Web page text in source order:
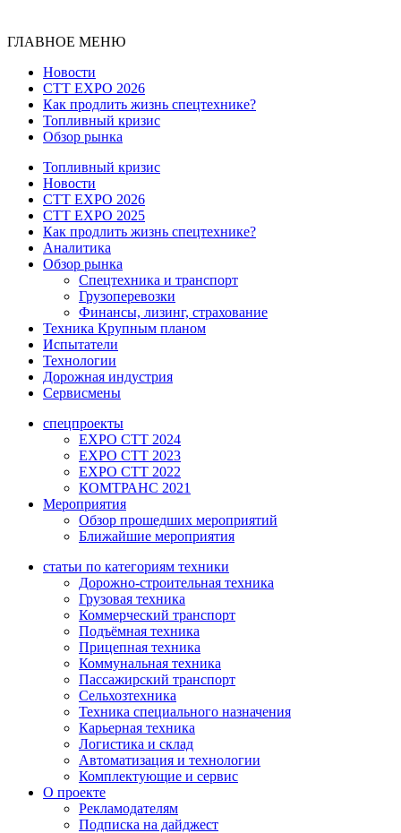
ГЛАВНОЕ МЕНЮ
Новости
CTT EXPO 2026
Как продлить жизнь спецтехнике?
Топливный кризис
Обзор рынка
Топливный кризис
Новости
CTT EXPO 2026
CTT EXPO 2025
Как продлить жизнь спецтехнике?
Аналитика
Обзор рынка
Спецтехника и транспорт
Грузоперевозки
Финансы, лизинг, страхование
Техника Крупным планом
Испытатели
Технологии
Дорожная индустрия
Сервисмены
спецпроекты
EXPO CTT 2024
EXPO CTT 2023
EXPO CTT 2022
КОМТРАНС 2021
Мероприятия
Обзор прошедших мероприятий
Ближайшие мероприятия
статьи по категориям техники
Дорожно-строительная техника
Грузовая техника
Коммерческий транспорт
Подъёмная техника
Прицепная техника
Коммунальная техника
Пассажирский транспорт
Сельхозтехника
Техника специального назначения
Карьерная техника
Логистика и склад
Автоматизация и технологии
Комплектующие и сервис
О проекте
Рекламодателям
Подписка на дайджест